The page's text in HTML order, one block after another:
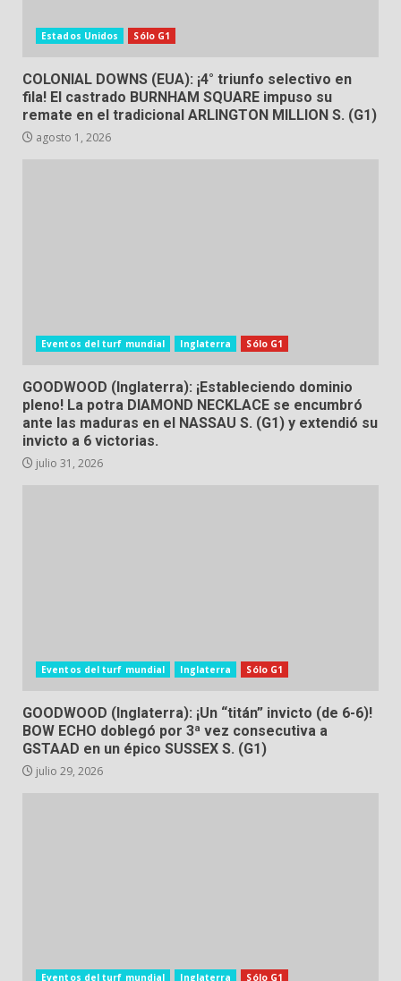
Estados Unidos Sólo G1
COLONIAL DOWNS (EUA): ¡4° triunfo selectivo en
fila! El castrado BURNHAM SQUARE impuso su
remate en el tradicional ARLINGTON MILLION S. (G1)
agosto 1, 2026
Eventos del turf mundial Inglaterra Sólo G1
GOODWOOD (Inglaterra): ¡Estableciendo dominio
pleno! La potra DIAMOND NECKLACE se encumbró
ante las maduras en el NASSAU S. (G1) y extendió su
invicto a 6 victorias.
julio 31, 2026
Eventos del turf mundial Inglaterra Sólo G1
GOODWOOD (Inglaterra): ¡Un “titán” invicto (de 6-6)!
BOW ECHO doblegó por 3ª vez consecutiva a
GSTAAD en un épico SUSSEX S. (G1)
julio 29, 2026
Eventos del turf mundial Inglaterra Sólo G1